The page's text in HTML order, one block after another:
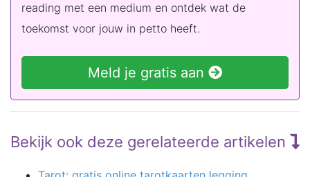
reading met een medium en ontdek wat de
toekomst voor jouw in petto heeft.
Meld je gratis aan
Bekijk ook deze gerelateerde artikelen